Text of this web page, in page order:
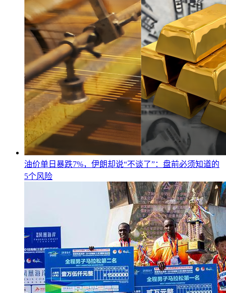
油价单日暴跌7%，伊朗却说“不谈了”：盘前必须知道的
5个风险